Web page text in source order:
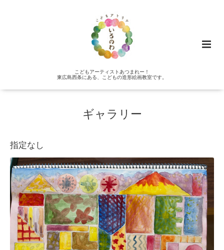
こどもアーティストあつまれー！
東広島西条にある、こどもの造形絵画教室です。
ギャラリー
指定なし